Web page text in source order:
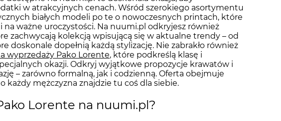
w atrakcyjnych cenach. Wśród szerokiego asortymentu
białych modeli po te o nowoczesnych printach, które
ważne uroczystości. Na nuumi.pl odkryjesz również
zachwycają kolekcją wpisującą się w aktualne trendy – od
dopełnią każdą stylizację. Nie zabrakło również
wyprzedaży Pako Lorente, które podkreślą klasę i
okazji. Odkryj wyjątkowe propozycje krawatów i
– zarówno formalną, jak i codzienną. Oferta obejmuje
mężczyzna znajdzie tu coś dla siebie.
Lorente na nuumi.pl?